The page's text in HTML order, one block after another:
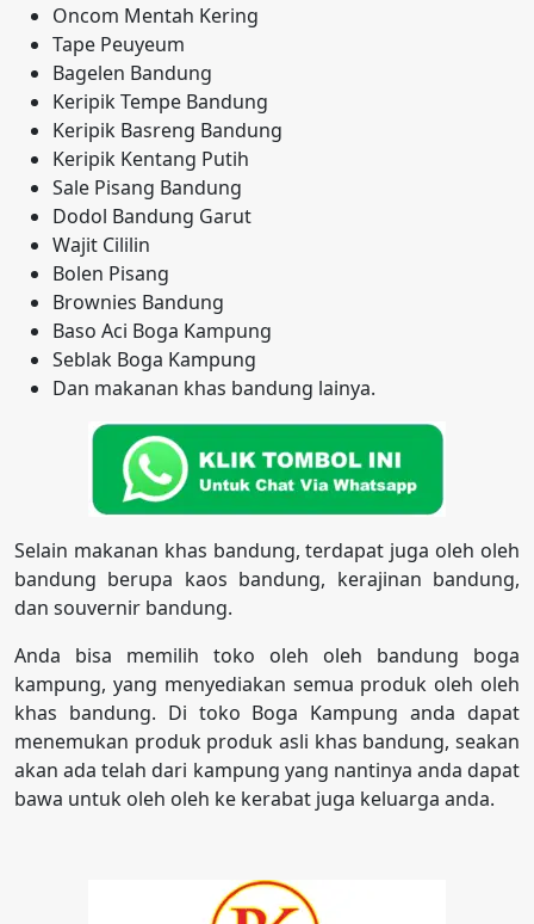
Oncom Mentah Kering
Tape Peuyeum
Bagelen Bandung
Keripik Tempe Bandung
Keripik Basreng Bandung
Keripik Kentang Putih
Sale Pisang Bandung
Dodol Bandung Garut
Wajit Cililin
Bolen Pisang
Brownies Bandung
Baso Aci Boga Kampung
Seblak Boga Kampung
Dan makanan khas bandung lainya.
Selain makanan khas bandung, terdapat juga oleh oleh
bandung berupa kaos bandung, kerajinan bandung,
dan souvernir bandung.
Anda bisa memilih toko oleh oleh bandung boga
kampung, yang menyediakan semua produk oleh oleh
khas bandung. Di toko Boga Kampung anda dapat
menemukan produk produk asli khas bandung, seakan
akan ada telah dari kampung yang nantinya anda dapat
bawa untuk oleh oleh ke kerabat juga keluarga anda.